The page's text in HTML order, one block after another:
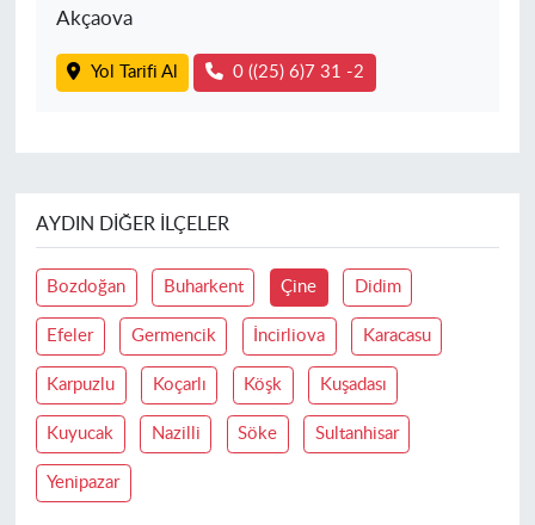
Akçaova
Yol Tarifi Al 0 ((25) 6)7 31 -2
AYDIN DIĞER İLÇELER
Bozdoğan Buharkent Çine Didim
Efeler Germencik İncirliova Karacasu
Karpuzlu Koçarlı Köşk Kuşadası
Kuyucak Nazilli Söke Sultanhisar
Yenipazar